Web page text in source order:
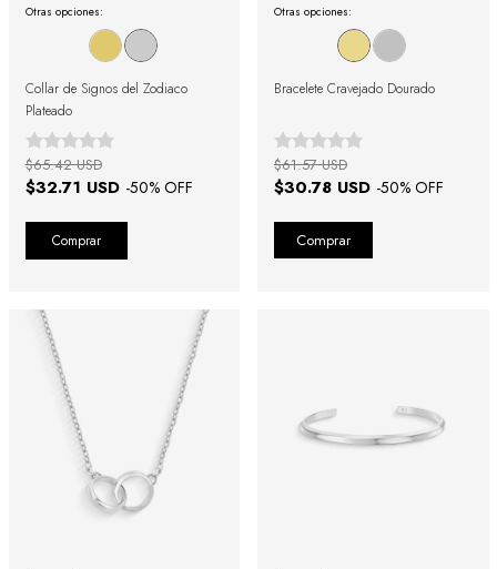
Otras opciones:
Collar de Signos del Zodiaco
Plateado
$32.71 USD -50% OFF
$65.42 USD
Comprar
Otras opciones:
Bracelete Cravejado Dourado
$30.78 USD -50% OFF
$61.57 USD